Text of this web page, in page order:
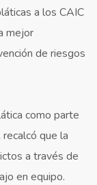
a los CAIC
mejor
de riesgos
como parte
que la
a través de
en equipo.